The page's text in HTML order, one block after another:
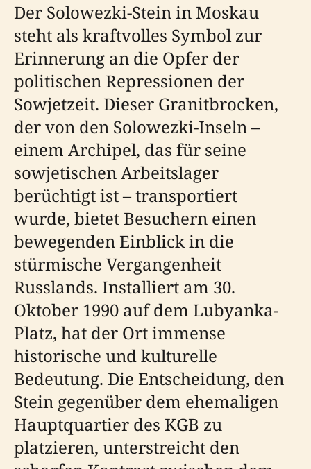
Der Solowezki-Stein in Moskau
steht als kraftvolles Symbol zur
Erinnerung an die Opfer der
politischen Repressionen der
Sowjetzeit. Dieser Granitbrocken,
der von den Solowezki-Inseln –
einem Archipel, das für seine
sowjetischen Arbeitslager
berüchtigt ist – transportiert
wurde, bietet Besuchern einen
bewegenden Einblick in die
stürmische Vergangenheit
Russlands. Installiert am 30.
Oktober 1990 auf dem Lubyanka-
Platz, hat der Ort immense
historische und kulturelle
Bedeutung. Die Entscheidung, den
Stein gegenüber dem ehemaligen
Hauptquartier des KGB zu
platzieren, unterstreicht den